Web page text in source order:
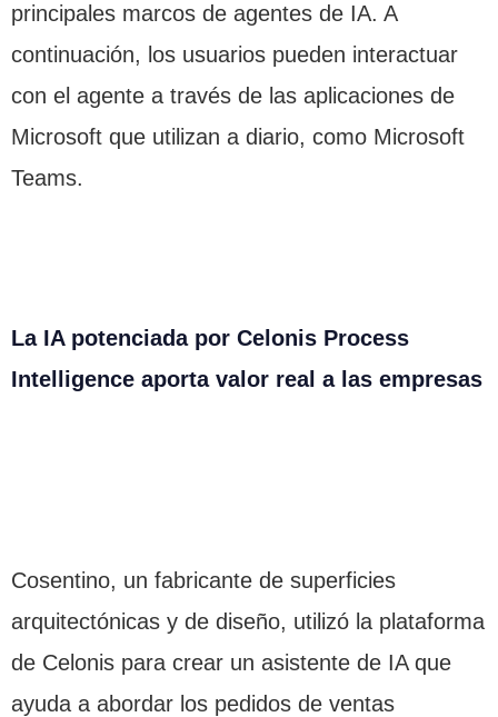
principales marcos de agentes de IA. A
continuación, los usuarios pueden interactuar
con el agente a través de las aplicaciones de
Microsoft que utilizan a diario, como Microsoft
Teams.
La IA potenciada por Celonis Process
Intelligence aporta valor real a las empresas
Cosentino, un fabricante de superficies
arquitectónicas y de diseño, utilizó la plataforma
de Celonis para crear un asistente de IA que
ayuda a abordar los pedidos de ventas